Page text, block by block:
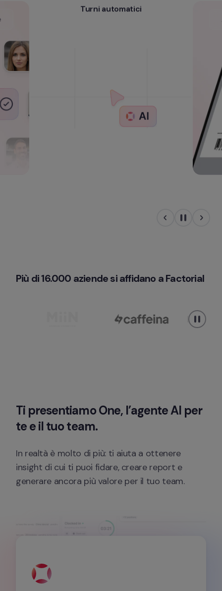
Turni automatici
Più di 16.000 aziende si affidano a Factorial
Ti presentiamo One, l’agente AI per
te e il tuo team.
In realtà è molto di più: ti aiuta a ottenere
insight di cui ti puoi fidare, creare report e
generare ancora più valore per il tuo team.